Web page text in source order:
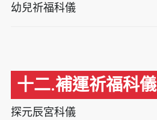
幼兒祈福科儀
十二.補運祈福科儀
探元辰宮科儀